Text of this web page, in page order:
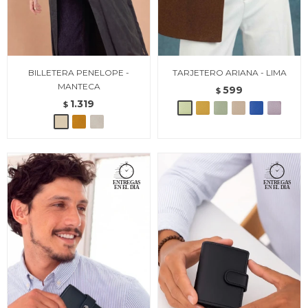
BILLETERA PENELOPE -
MANTECA
$ 1.319
TARJETERO ARIANA - LIMA
$ 599